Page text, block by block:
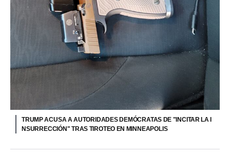
TRUMP ACUSA A AUTORIDADES DEMÓCRATAS DE "INCITAR LA I
NSURRECCIÓN" TRAS TIROTEO EN MINNEAPOLIS